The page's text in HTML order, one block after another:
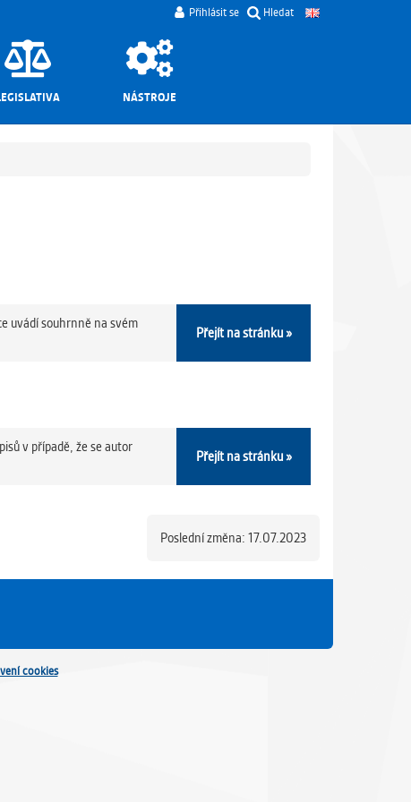
Přihlásit se Hledat
NÁSTROJE
uvádí souhrnně na svém
Přejít na stránku »
v případě, že se autor
Přejít na stránku »
Poslední změna: 17.07.2023
cookies